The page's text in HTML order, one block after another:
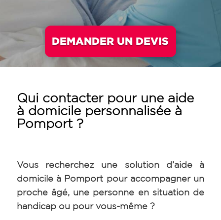
DEMANDER UN DEVIS
Qui contacter pour une aide
à domicile personnalisée à
Pomport ?
Vous recherchez une solution d’aide à
domicile à Pomport pour accompagner un
proche âgé, une personne en situation de
handicap ou pour vous-même ?